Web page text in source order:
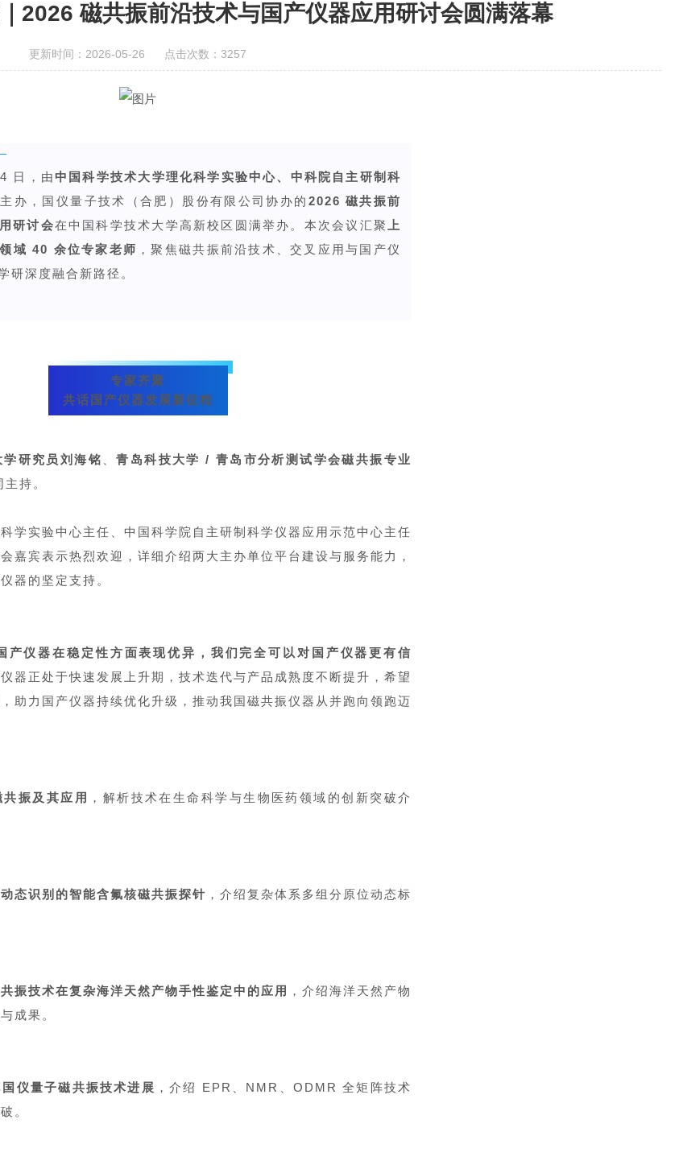
2026 磁共振前沿技术与国产仪器应用研讨会圆满落幕
更新时间：2026-05-26 点击次数：3257
日，由中国科学技术大学理化科学实验中心、中科院自主研制科
主办，国仪量子技术（合肥）股份有限公司协办的 2026 磁共振前
研讨会在中国科学技术大学高新校区圆满举办。本次会议汇聚
上
域 40 余位专家老师 ，聚焦磁共振前沿技术、交叉应用与国产仪
研深度融合新路径。
专家齐聚
共话国产仪器发展新征程
学研究员 刘海铭 、青岛科技大学 / 青岛市分析测试学会磁共振专业
主持。
学实验中心主任、中国科学院自主研制科学仪器应用示范中心主任
嘉宾表示热烈欢迎，详细介绍两大主办单位平台建设与服务能力，
器的坚定支持。
产仪器在稳定性方面表现优异，我们完全可以对国产仪器更有信
器正处于快速发展上升期，技术迭代与产品成熟度不断提升，希望
助力国产仪器持续优化升级，推动我国磁共振仪器从并跑向领跑迈
共振及其应用 ，解析技术在生命科学与生物医药领域的创新突破介
态识别的智能含氟核磁共振探针 ，介绍复杂体系多组分原位动态标
振技术在复杂海洋天然产物手性鉴定中的应用 ，介绍海洋天然产物
成果。
国仪量子磁共振技术进展 ，介绍 EPR、NMR、ODMR 全矩阵技术
。